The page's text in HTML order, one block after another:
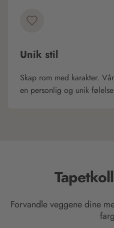
Unik stil
Skap rom med karakter.
en personlig og unik følelse.
Forvandle veggene dine